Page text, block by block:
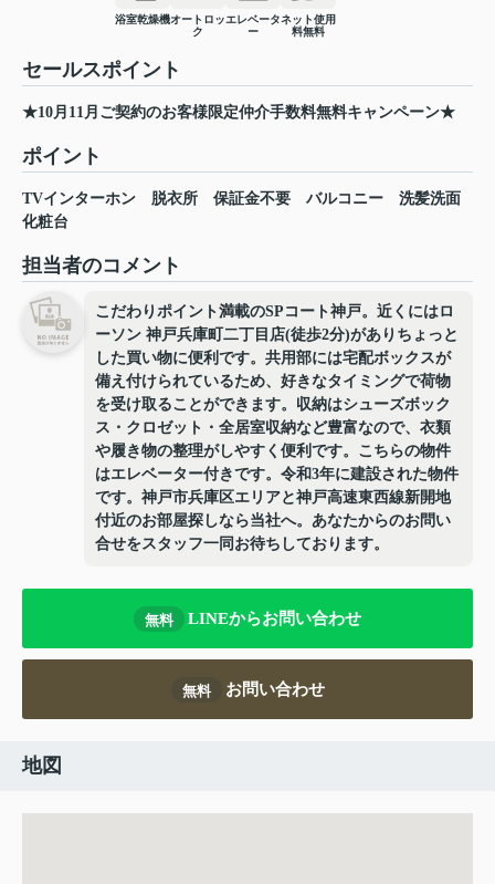
浴室乾燥機オートロッ
ク
エレベータ
ー
ネット使用
料無料
セールスポイント
★10月11月ご契約のお客様限定仲介手数料無料キャンペーン★
ポイント
TVインターホン 脱衣所 保証金不要 バルコニー
洗髪洗面
化粧台
担当者のコメント
こだわりポイント満載のSPコート神戸。近くにはロ
ーソン 神戸兵庫町二丁目店(徒歩2分)がありちょっと
した買い物に便利です。共用部には宅配ボックスが
備え付けられているため、好きなタイミングで荷物
を受け取ることができます。収納はシューズボック
ス・クロゼット・全居室収納など豊富なので、衣類
や履き物の整理がしやすく便利です。こちらの物件
はエレベーター付きです。令和3年に建設された物件
です。神戸市兵庫区エリアと神戸高速東西線新開地
付近のお部屋探しなら当社へ。あなたからのお問い
合せをスタッフ一同お待ちしております。
無料 LINEからお問い合わせ
無料 お問い合わせ
地図